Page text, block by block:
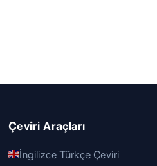
Çeviri Araçları
İngilizce Türkçe Çeviri